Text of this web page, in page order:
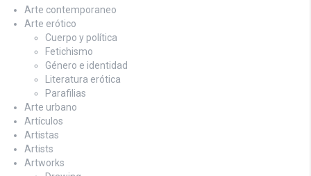
Arte contemporaneo
Arte erótico
Cuerpo y política
Fetichismo
Género e identidad
Literatura erótica
Parafilias
Arte urbano
Artículos
Artistas
Artists
Artworks